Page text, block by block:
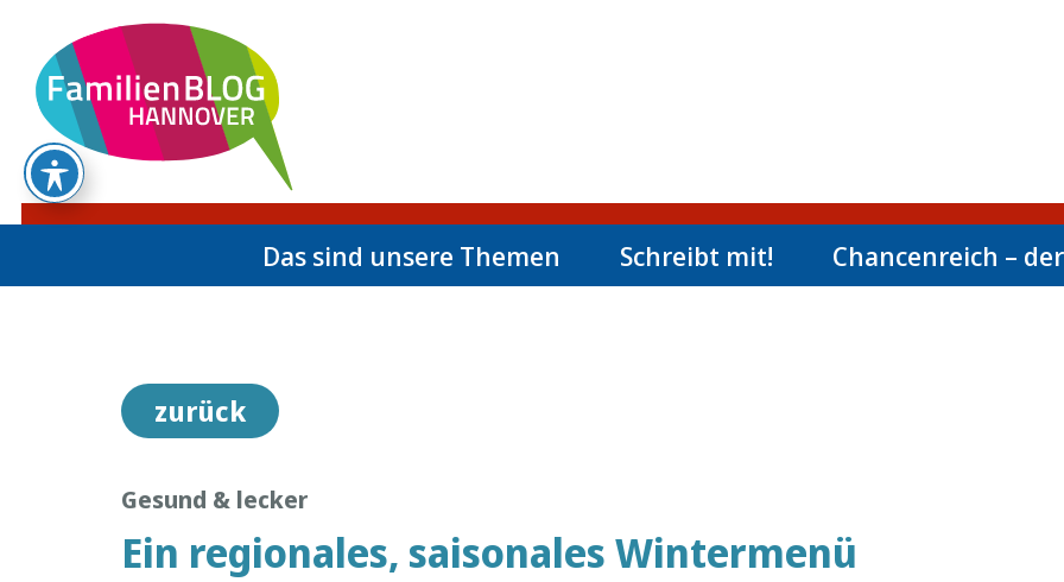
Das sind unsere Themen Schreibt mit! Chancenreich –
zurück
Gesund & lecker
Ein regionales, saisonales Wintermenü